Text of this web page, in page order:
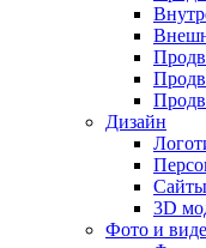
Дизайн
Сайты
3D
Фото и